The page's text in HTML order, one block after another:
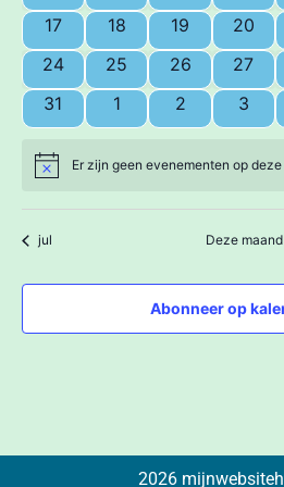
0 evenementen
17 0 evenementen
18 0
19 0
20
0 evenementen
24 0 evenementen
25 0 evenementen
26 0
27
0 evenementen
31 0 evenementen
1 0
2 0
3
BerichtEr zijn geen evenementen op deze
jul Deze maand
Abonneer op
2026